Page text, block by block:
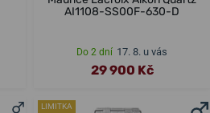
AI1108-SS00F-630-D
Do 2 dní 17. 8. u vás
29 900 Kč
LIMITKA